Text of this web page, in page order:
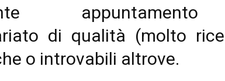
di qualità (molto
o introvabili altrove.